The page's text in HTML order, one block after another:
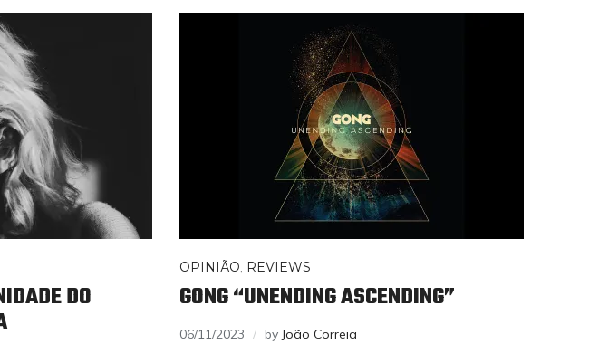
DO
OPINIÃO, REVIEWS
GONG “UNENDING ASCENDING”
06/11/2023 by João Correia